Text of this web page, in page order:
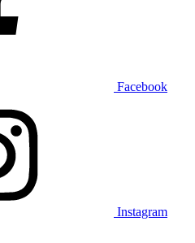
Facebook
Instagram